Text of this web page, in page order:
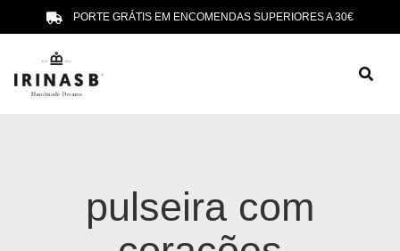
PORTE GRÁTIS EM ENCOMENDAS SUPERIORES A 30€
pulseira com